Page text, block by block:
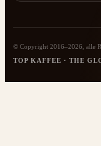
© Copyright 2016–2026, alle
TOP KAFFEE · THE